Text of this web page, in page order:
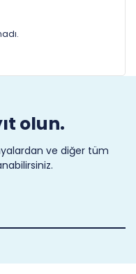
olun.
ve diğer tüm